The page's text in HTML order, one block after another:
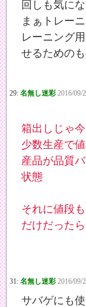
回しも気に
まぁトレー
レーニング
せるための
29: 名無し迷彩 2016/09/
箱出しじゃ
少数生産で
産品が品質
状態
それに値段
だけだった
31: 名無し迷彩 2016/09/
サバゲにも